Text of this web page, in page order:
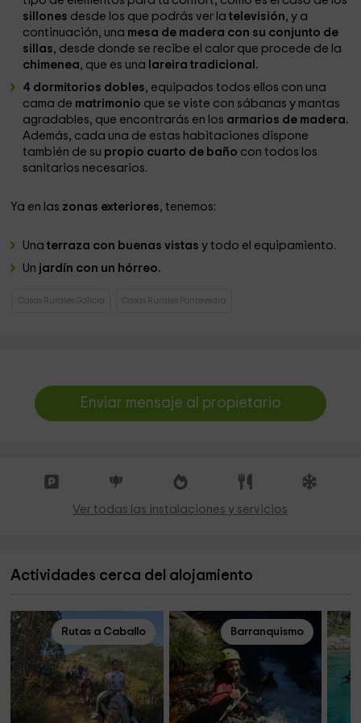
sillones desde los que podrás ver latelevisión, y a
continuación, una mesa de madera con su conjunto de
sillas, desde donde se recibe el calor que procede de la
chimenea, que es una lareira tradicional.
4 dormitorios dobles, equipados todos ellos con una
cama de matrimonio que se viste con sábanas y mantas
agradables, que encontrarás en los armarios de madera.
Además, cada una de estas habitaciones dispone
también de su propio cuarto de baño con todos los
sanitarios necesarios.
Ya en las zonas exteriores, tenemos:
Unaterraza con buenas vistas y todo el equipamiento.
Un jardín con un hórreo.
Casas Rurales Galicia Casas Rurales Pontevedra
Enviar mensaje al propietario
Ver todas las instalaciones y servicios
Actividades cerca del alojamiento
Rutas a Caballo Barranquismo